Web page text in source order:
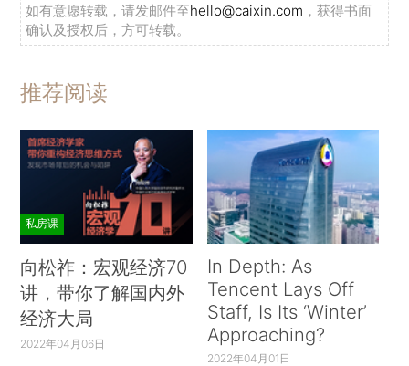
如有意愿转载，请发邮件至hello@caixin.com ，获得书面
确认及授权后，方可转载。
推荐阅读
私房课
向松祚：宏观经济70
讲，带你了解国内外
经济大局
2022年04月06日
In Depth: As
Tencent Lays Off
Staff, Is Its ‘Winter’
Approaching?
2022年04月01日